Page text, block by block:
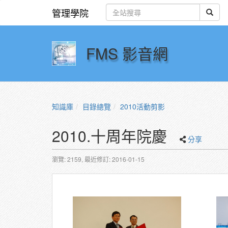
管理學院
FMS 影音網
知識庫 目錄總覽 2010活動剪影
2010.十周年院慶 分享
瀏覽: 2159, 最近修訂: 2016-01-15